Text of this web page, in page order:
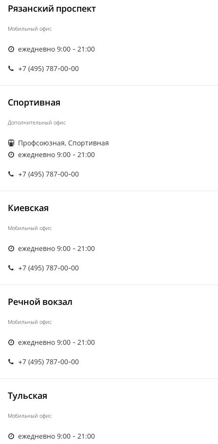
Рязанский проспект
Мобильный офис
ежедневно 9:00 - 21:00
+7 (495) 787-00-00
Спортивная
Дополнительный офис
Профсоюзная, Спортивная
ежедневно 9:00 - 21:00
+7 (495) 787-00-00
Киевская
Мобильный офис
ежедневно 9:00 - 21:00
+7 (495) 787-00-00
Речной вокзал
Мобильный офис
ежедневно 9:00 - 21:00
+7 (495) 787-00-00
Тульская
Мобильный офис
ежедневно 9:00 - 21:00